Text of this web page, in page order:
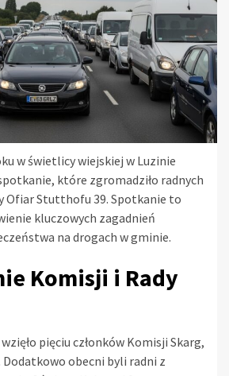
w świetlicy wiejskiej w Luzinie
które zgromadziło radnych
Ofiar Stutthofu 39. Spotkanie to
kluczowych zagadnień
na drogach w gminie.
Komisji i Rady
pięciu członków Komisji Skarg,
obecni byli radni z